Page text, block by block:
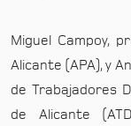
Miguel Campoy,
Alicante (APA), y
de Trabajadores
de Alicante